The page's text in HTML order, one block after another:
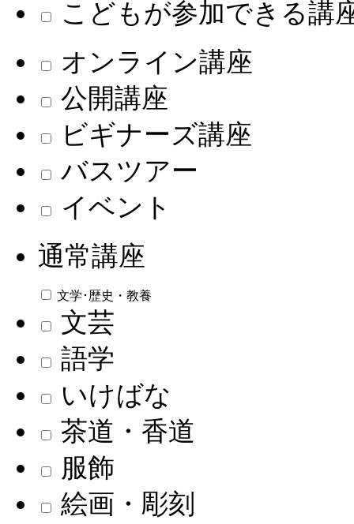
こどもが参加できる講
オンライン講座
公開講座
ビギナーズ講座
バスツアー
イベント
通常講座
文学･歴史・教養
文芸
語学
いけばな
茶道・香道
服飾
絵画・彫刻